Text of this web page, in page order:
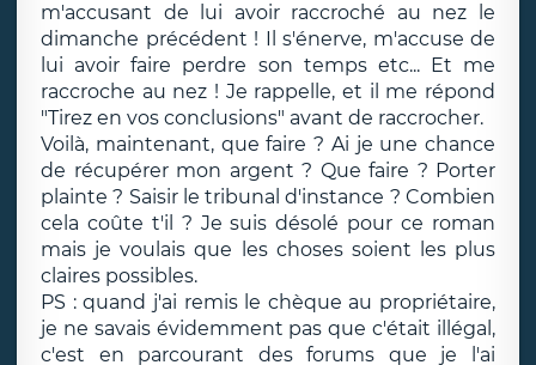
m'accusant de lui avoir raccroché au nez le
dimanche précédent ! Il s'énerve, m'accuse de
lui avoir faire perdre son temps etc... Et me
raccroche au nez ! Je rappelle, et il me répond
"Tirez en vos conclusions" avant de raccrocher.
Voilà, maintenant, que faire ? Ai je une chance
de récupérer mon argent ? Que faire ? Porter
plainte ? Saisir le tribunal d'instance ? Combien
cela coûte t'il ? Je suis désolé pour ce roman
mais je voulais que les choses soient les plus
claires possibles.
PS : quand j'ai remis le chèque au propriétaire,
je ne savais évidemment pas que c'était illégal,
c'est en parcourant des forums que je l'ai